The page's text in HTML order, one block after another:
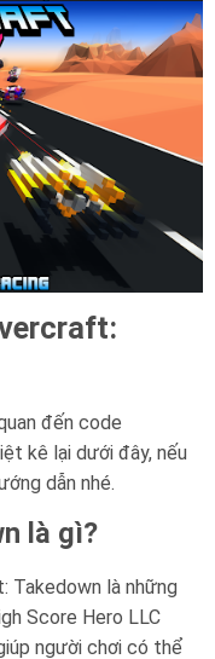
đến code
kê lại dưới đây, nếu
dẫn nhé.
là gì?
Takedown là những
Score Hero LLC
người chơi có thể